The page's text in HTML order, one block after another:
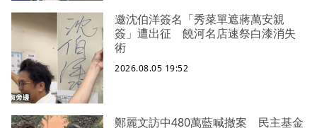
邀沈伯洋簽名「秀菜單遮蔣萬安親
簽」遭出征 饒河名店速祭白漆消失
術
2026.08.05 19:52
鄭麗文訪中480萬藍喊撤案 民主基金